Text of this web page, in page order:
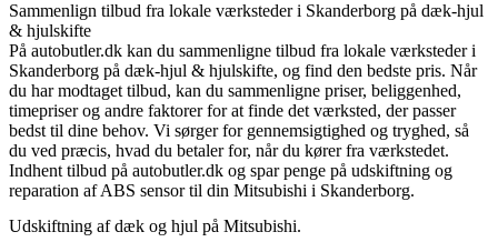
Sammenlign tilbud fra lokale værksteder i Skanderborg på dæk-hjul
& hjulskifte
På autobutler.dk kan du sammenligne tilbud fra lokale værksteder i
Skanderborg på dæk-hjul & hjulskifte, og find den bedste pris. Når
du har modtaget tilbud, kan du sammenligne priser, beliggenhed,
timepriser og andre faktorer for at finde det værksted, der passer
bedst til dine behov. Vi sørger for gennemsigtighed og tryghed, så
du ved præcis, hvad du betaler for, når du kører fra værkstedet.
Indhent tilbud på autobutler.dk og spar penge på udskiftning og
reparation af ABS sensor til din Mitsubishi i Skanderborg.
Udskiftning af dæk og hjul på Mitsubishi.